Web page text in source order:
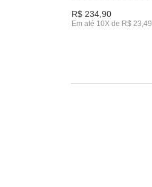
R$ 234,90
Em até 10X de R$ 23,49